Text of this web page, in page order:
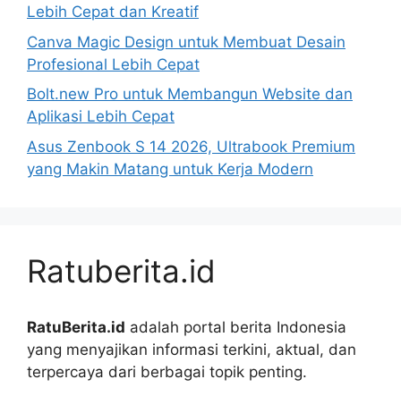
Lebih Cepat dan Kreatif
Canva Magic Design untuk Membuat Desain
Profesional Lebih Cepat
Bolt.new Pro untuk Membangun Website dan
Aplikasi Lebih Cepat
Asus Zenbook S 14 2026, Ultrabook Premium
yang Makin Matang untuk Kerja Modern
Ratuberita.id
RatuBerita.id adalah portal berita Indonesia
yang menyajikan informasi terkini, aktual, dan
terpercaya dari berbagai topik penting.